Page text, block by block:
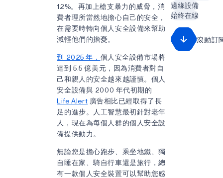
12%。再加上槍支暴力的威脅，消
費者理所當然地擔心自己的安全，
在需要時轉向個人安全設備來幫助
減輕他們的擔憂。
到 2025 年， 個人安全設備市場將
達到 5.5 億美元，因為消費者對自
己和親人的安全越來越謹慎。個人
安全設備與 2000 年代初期的
Life Alert 廣告相比已經取得了長
足的進步。人工智慧最初針對老年
人，現在為每個人群的個人安全設
備提供動力。
無論您是擔心跑步、乘坐地鐵、獨
自睡在家、騎自行車還是旅行，總
有一款個人安全裝置可以幫助您感
邊緣設備
始終在線
滾動訂